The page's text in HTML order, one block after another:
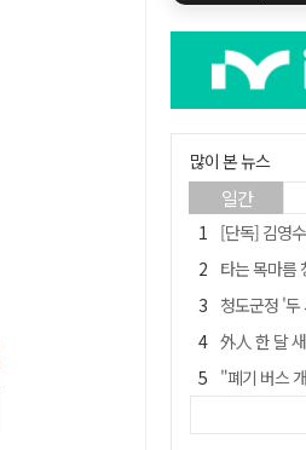
많이 본 뉴스
일간
[단독] 김영수 "국방
타는 목마름 청도,
청도군정 '두
外人 한 달 새 8000억
"폐기 버스 개조해
임시휴업 들어갔던 홈